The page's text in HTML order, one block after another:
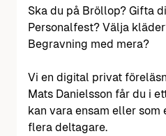
Ska du på Bröllop? Gifta
Personalfest? Välja
Begravning med mera?
Vi en digital privat
Mats Danielsson får du i
kan vara ensam eller som
flera deltagare.